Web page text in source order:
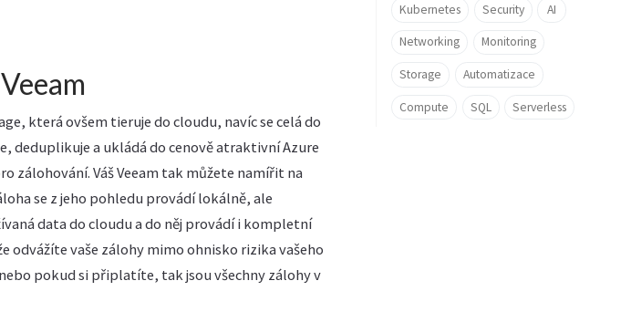
která ovšem tieruje do cloudu, navíc se celá do
deduplikuje a ukládá do cenově atraktivní Azure
zálohování. Váš Veeam tak můžete namířit na
se z jeho pohledu provádí lokálně, ale
data do cloudu a do něj provádí i kompletní
vaše zálohy mimo ohnisko rizika vašeho
pokud si připlatíte, tak jsou všechny zálohy v
Kubernetes Security AI
Networking Monitoring
Storage Automatizace
Compute SQL Serverless